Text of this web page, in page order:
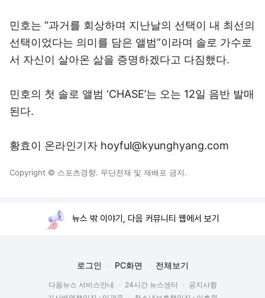
민호는 “과거를 회상하며 지난날의 선택이 내 최선의
선택이었다는 의미를 담은 앨범”이라며 솔로 가수로
서 자신이 살아온 삶을 증명하겠다고 다짐했다.
민호의 첫 솔로 앨범 ‘CHASE’는 오는 12일 음반 발매
된다.
황효이 온라인기자 hoyful@kyunghyang.com
Copyright © 스포츠경향. 무단전재 및 재배포 금지.
뉴스 밖 이야기, 다음 커뮤니티 웹에서 보기
로그인 PC화면 전체보기
다음뉴스 서비스안내 24시간 뉴스센터
공지사항